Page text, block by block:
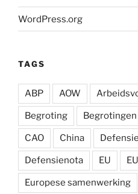
WordPress.org
TAGS
ABP AOW
Begroting Begrotingen
CAO China Defensie
Defensienota EU
Europese samenwerking